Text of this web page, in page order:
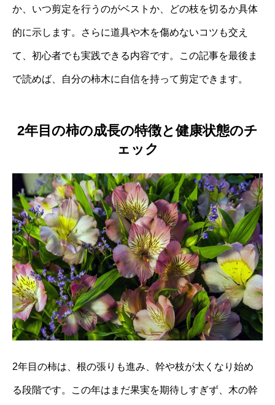
か、いつ剪定を行うのがベストか、どの枝を切るか具体
的に示します。さらに道具や木を傷めないコツも交え
て、初心者でも実践できる内容です。この記事を最後ま
で読めば、自分の柿木に自信を持って剪定できます。
2年目の柿の成長の特徴と健康状態のチ
ェック
2年目の柿は、根の張りも進み、幹や枝が太くなり始め
る段階です。この年はまだ果実を期待しすぎず、木の幹